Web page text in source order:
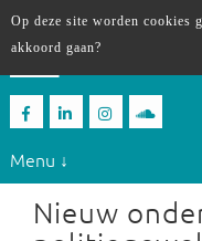
Menu ↓
Nieuw
Op deze site worden cookies
akkoord gaan?